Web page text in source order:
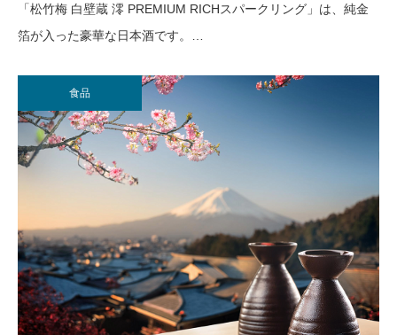
「松竹梅 白壁蔵 澪 PREMIUM RICHスパークリング」は、純金
箔が入った豪華な日本酒です。…
食品